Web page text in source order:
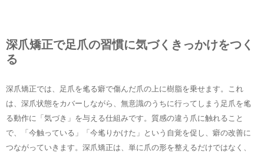
深爪矯正で足爪の習慣に気づくきっかけをつく
る
深爪矯正では、足爪を毟る癖で傷んだ爪の上に樹脂を乗せます。これ
は、深爪状態をカバーしながら、無意識のうちに行ってしまう足爪を毟
る動作に「気づき」を与える仕組みです。質感の違う爪に触れること
で、「今触っている」「今毟りかけた」という自覚を促し、癖の改善に
つながっていきます。深爪矯正は、単に爪の形を整えるだけではなく、